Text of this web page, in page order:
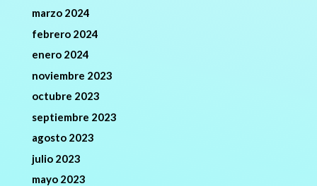
marzo 2024
febrero 2024
enero 2024
noviembre 2023
octubre 2023
septiembre 2023
agosto 2023
julio 2023
mayo 2023